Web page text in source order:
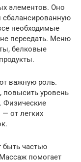
элементов. Оно
необходимые
переедать. Меню
белковые
важную роль.
повысить уровень
Физические
от легких
быть частью
помогает